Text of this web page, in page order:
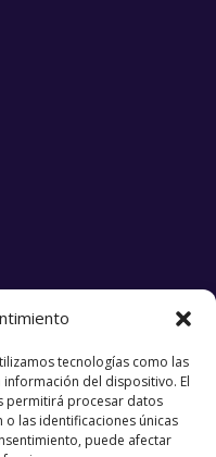
tecnologías como las
del dispositivo. El
permitirá procesar datos
las identificaciones únicas
puede afectar